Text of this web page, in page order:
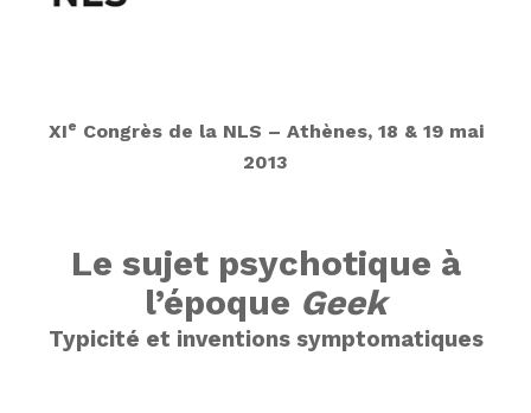
XIe Congrès de la NLS – Athènes, 18 & 19 mai
2013
Le sujet psychotique à
l’époque Geek
Typicité et inventions symptomatiques